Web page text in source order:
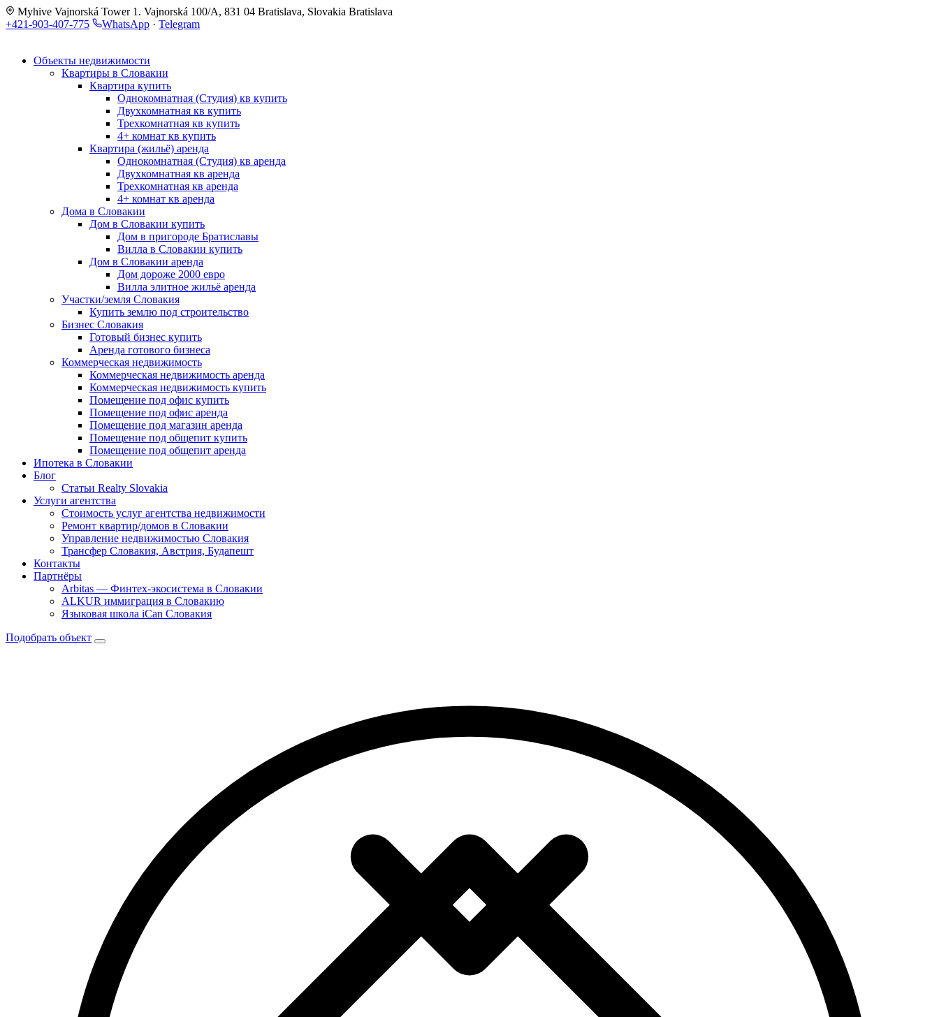
Myhive Vajnorská Tower 1. Vajnorská 100/A, 831 04 Bratislava, Slovakia Bratislava
+421-903-407-775
WhatsApp · Telegram
Объекты недвижимости
Квартиры в Словакии
Квартира купить
Однокомнатная (Студия) кв купить
Двухкомнатная кв купить
Трехкомнатная кв купить
4+ комнат кв купить
Квартира (жильё) аренда
Однокомнатная (Студия) кв аренда
Двухкомнатная кв аренда
Трехкомнатная кв аренда
4+ комнат кв аренда
Дома в Словакии
Дом в Словакии купить
Дом в пригороде Братиславы
Вилла в Словакии купить
Дом в Словакии аренда
Дом дороже 2000 евро
Вилла элитное жильё аренда
Участки/земля Словакия
Купить землю под строительство
Бизнес Словакия
Готовый бизнес купить
Аренда готового бизнеса
Коммерческая недвижимость
Коммерческая недвижимость аренда
Коммерческая недвижимость купить
Помещение под офис купить
Помещение под офис аренда
Помещение под магазин аренда
Помещение под общепит купить
Помещение под общепит аренда
Ипотека в Словакии
Блог
Статьи Realty Slovakia
Услуги агентства
Стоимость услуг агентства недвижимости
Ремонт квартир/домов в Словакии
Управление недвижимостью Словакия
Трансфер Словакия, Австрия, Будапешт
Контакты
Партнёры
Arbitas — Финтех-экосистема в Словакии
ALKUR иммиграция в Словакию
Языковая школа iCan Словакия
Подобрать объект